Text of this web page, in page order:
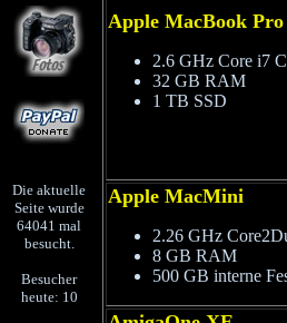
Die aktuelle
Seite wurde
64041 mal
besucht.
Besucher
heute: 10
Apple MacBook
2.6 GHz Core i7
32 GB RAM
1 TB SSD
Apple MacMini
2.26 GHz
8 GB RAM
500 GB interne